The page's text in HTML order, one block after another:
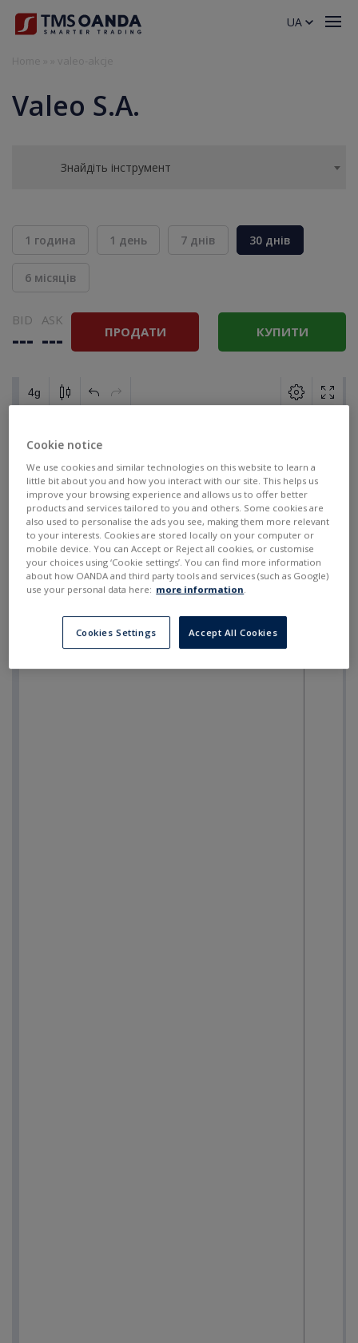
Valeo S.A.
Знайдіть інструмент
1 година 1 день 7 днів 30 днів
6 місяців
BID
---
ASK
--- ПРОДАТИ КУПИТИ
UA
Cookie notice
We use cookies and similar technologies on this website to learn a
little bit about you and how you interact with our site. This helps us
improve your browsing experience and allows us to offer better
products and services tailored to you and others. Some cookies are
also used to personalise the ads you see, making them more relevant
to your interests. Cookies are stored locally on your computer or
mobile device. You can Accept or Reject all cookies, or customise
your choices using ‘Cookie settings’. You can find more information
about how OANDA and third party tools and services (such as Google)
use your personal data here: more information.
Cookies Settings Accept All Cookies